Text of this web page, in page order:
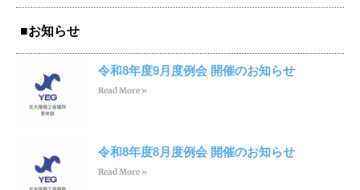
■お知らせ
令和8年度9月度例会 開催のお知らせ
Read More »
令和8年度8月度例会 開催のお知らせ
Read More »